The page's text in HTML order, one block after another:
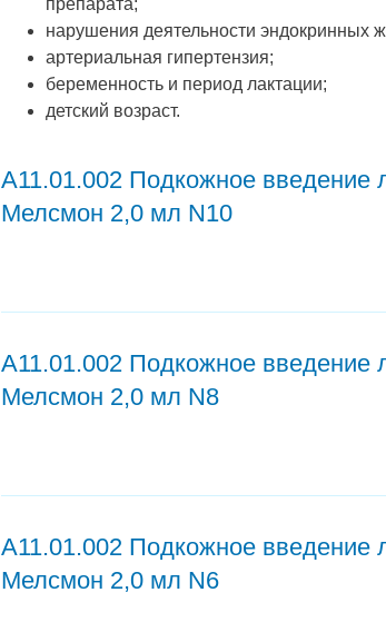
нарушения деятельности эндокринных
артериальная гипертензия;
беременность и период лактации;
детский возраст.
A11.01.002 Подкожное введение
Мелсмон 2,0 мл N10
A11.01.002 Подкожное введение
Мелсмон 2,0 мл N8
A11.01.002 Подкожное введение
Мелсмон 2,0 мл N6